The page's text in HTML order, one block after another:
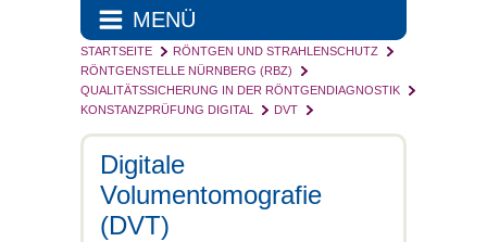
MENÜ
STARTSEITE
RÖNTGEN UND STRAHLENSCHUTZ
RÖNTGENSTELLE NÜRNBERG (RBZ)
QUALITÄTSSICHERUNG IN DER RÖNTGENDIAGNOSTIK
KONSTANZPRÜFUNG DIGITAL
DVT
Digitale
Volumentomografie
(DVT)